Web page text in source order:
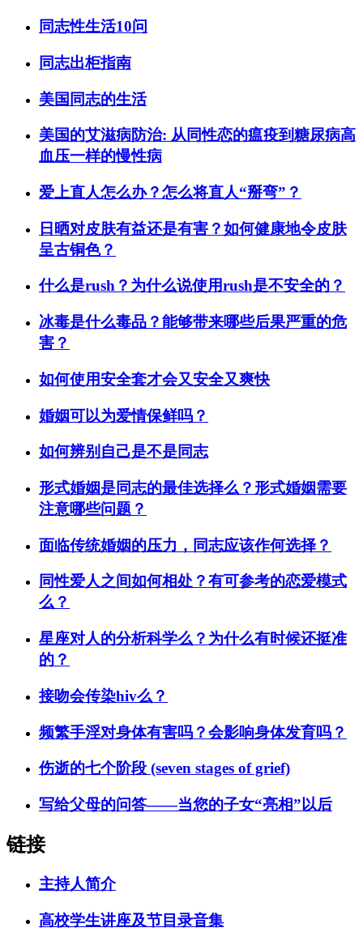
同志性生活10问
同志出柜指南
美国同志的生活
美国的艾滋病防治: 从同性恋的瘟疫到糖尿病高
血压一样的慢性病
爱上直人怎么办？怎么将直人“掰弯”？
日晒对皮肤有益还是有害？如何健康地令皮肤
呈古铜色？
什么是rush？为什么说使用rush是不安全的？
冰毒是什么毒品？能够带来哪些后果严重的危
害？
如何使用安全套才会又安全又爽快
婚姻可以为爱情保鲜吗？
如何辨别自己是不是同志
形式婚姻是同志的最佳选择么？形式婚姻需要
注意哪些问题？
面临传统婚姻的压力，同志应该作何选择？
同性爱人之间如何相处？有可参考的恋爱模式
么？
星座对人的分析科学么？为什么有时候还挺准
的？
接吻会传染hiv么？
频繁手淫对身体有害吗？会影响身体发育吗？
伤逝的七个阶段 (seven stages of grief)
写给父母的问答——当您的子女“亮相”以后
链接
主持人简介
高校学生讲座及节目录音集